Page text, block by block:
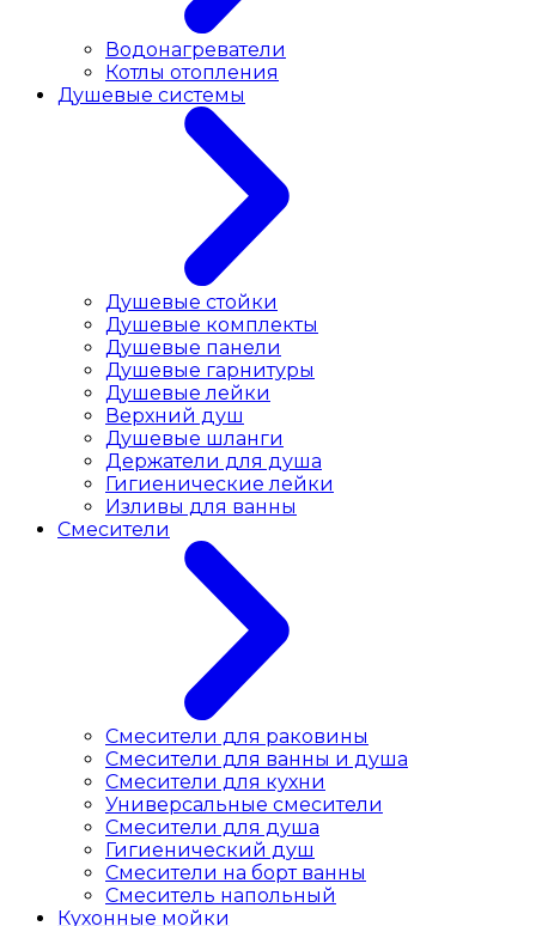
Водонагреватели
Котлы отопления
Душевые системы
Душевые стойки
Душевые комплекты
Душевые панели
Душевые гарнитуры
Душевые лейки
Верхний душ
Душевые шланги
Держатели для душа
Гигиенические лейки
Изливы для ванны
Смесители
Смесители для раковины
Cмесители для ванны и душа
Смесители для кухни
Универсальные смесители
Смесители для душа
Гигиенический душ
Смесители на борт ванны
Смеситель напольный
Кухонные мойки